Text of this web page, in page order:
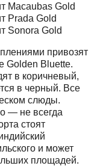
привозят
Golden Bluette.
в коричневый,
в черный. Все
слюды.
— не всегда
стоят
и может
площадей.